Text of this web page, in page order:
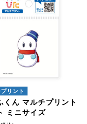
リント
くん マルチプリント
ミニサイズ